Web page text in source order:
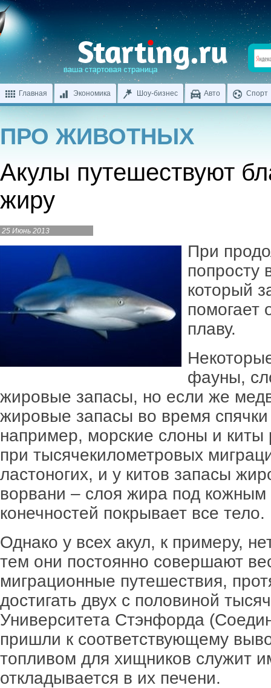
Главная Экономика Шоу-бизнес Авто Спорт
ПРО ЖИВОТНЫХ
Акулы путешествуют
жиру
25 Июнь 2013
При
попросту
который
помогает
плаву.
фауны,
жировые запасы, но если же
жировые запасы во время
например, морские слоны и
при тысячекилометровых
ластоногих, и у китов запасы
ворвани – слоя жира под
конечностей покрывает все тело.
Однако у всех акул, к примеру,
тем они постоянно совершают
миграционные путешествия,
достигать двух с половиной
Университета Стэнфорда
пришли к соответствующему
топливом для хищников служит
откладывается в их печени.